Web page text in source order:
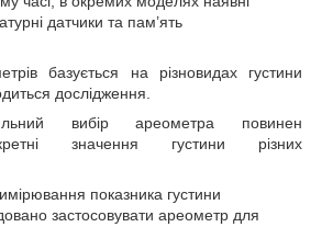
датчики та пам’ять
базується на різновидах густини
дослідження.
вибір ареометра повинен
значення густини різних
показника густини
застосовувати ареометр для